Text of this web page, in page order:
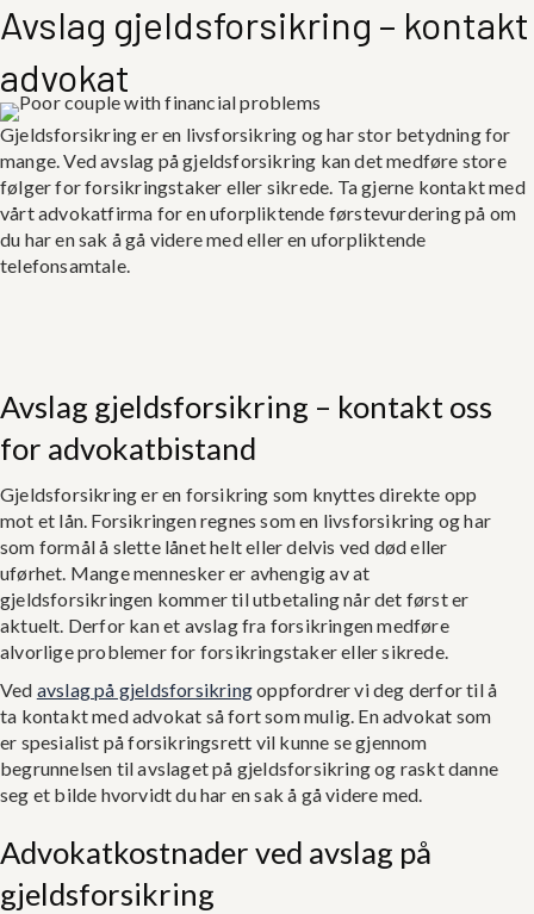
Avslag gjeldsforsikring – kontakt
advokat
Gjeldsforsikring er en livsforsikring og har stor betydning for
mange. Ved avslag på gjeldsforsikring kan det medføre store
følger for forsikringstaker eller sikrede. Ta gjerne kontakt med
vårt advokatfirma for en uforpliktende førstevurdering på om
du har en sak å gå videre med eller en uforpliktende
telefonsamtale.
Avslag gjeldsforsikring – kontakt oss
for advokatbistand
Gjeldsforsikring er en forsikring som knyttes direkte opp
mot et lån. Forsikringen regnes som en livsforsikring og har
som formål å slette lånet helt eller delvis ved død eller
uførhet. Mange mennesker er avhengig av at
gjeldsforsikringen kommer til utbetaling når det først er
aktuelt. Derfor kan et avslag fra forsikringen medføre
alvorlige problemer for forsikringstaker eller sikrede.
Ved avslag på gjeldsforsikringoppfordrer vi deg derfor til å
ta kontakt med advokat så fort som mulig. En advokat som
er spesialist på forsikringsrett vil kunne se gjennom
begrunnelsen til avslaget på gjeldsforsikring og raskt danne
seg et bilde hvorvidt du har en sak å gå videre med.
Advokatkostnader ved avslag på
gjeldsforsikring